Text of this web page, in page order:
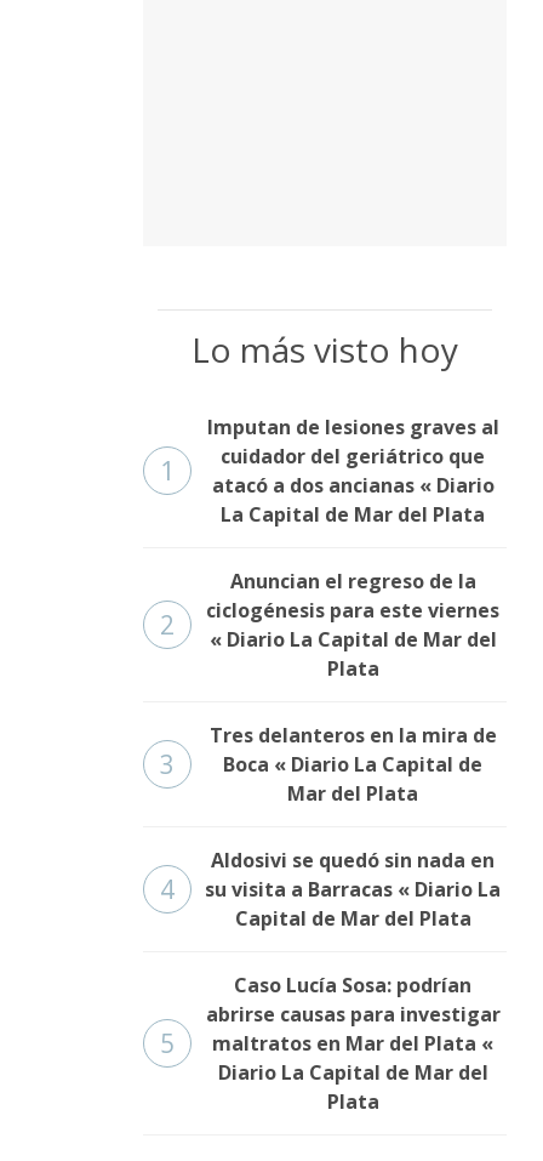
Lo más visto hoy
1
Imputan de lesiones graves al
cuidador del geriátrico que
atacó a dos ancianas « Diario
La Capital de Mar del Plata
2
Anuncian el regreso de la
ciclogénesis para este viernes
« Diario La Capital de Mar del
Plata
3
Tres delanteros en la mira de
Boca « Diario La Capital de
Mar del Plata
4
Aldosivi se quedó sin nada en
su visita a Barracas « Diario La
Capital de Mar del Plata
5
Caso Lucía Sosa: podrían
abrirse causas para investigar
maltratos en Mar del Plata «
Diario La Capital de Mar del
Plata